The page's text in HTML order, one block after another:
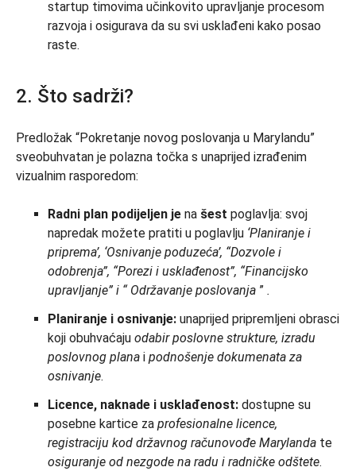
startup timovima učinkovito upravljanje procesom
razvoja i osigurava da su svi usklađeni kako posao
raste.
2. Što sadrži?
Predložak “Pokretanje novog poslovanja u Marylandu”
sveobuhvatan je polazna točka s unaprijed izrađenim
vizualnim rasporedom:
Radni plan podijeljen je na šest poglavlja: svoj
napredak možete pratiti u poglavlju ‘Planiranje i
priprema’, ‘Osnivanje poduzeća’, “Dozvole i
odobrenja”, “Porezi i usklađenost”, “Financijsko
upravljanje” i “ Održavanje poslovanja ” .
Planiranje i osnivanje: unaprijed pripremljeni obrasci
koji obuhvaćaju odabir poslovne strukture, izradu
poslovnog plana i podnošenje dokumenata za
osnivanje.
Licence, naknade i usklađenost: dostupne su
posebne kartice za profesionalne licence,
registraciju kod državnog računovođe Marylanda te
osiguranje od nezgode na radu i radničke odštete.